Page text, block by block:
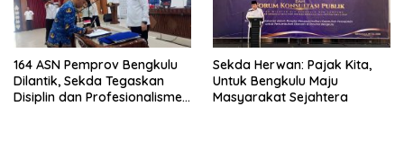
164 ASN Pemprov Bengkulu
Dilantik, Sekda Tegaskan
Disiplin dan Profesionalisme
Sekda Herwan: Pajak Kita,
Untuk Bengkulu Maju
Masyarakat Sejahtera